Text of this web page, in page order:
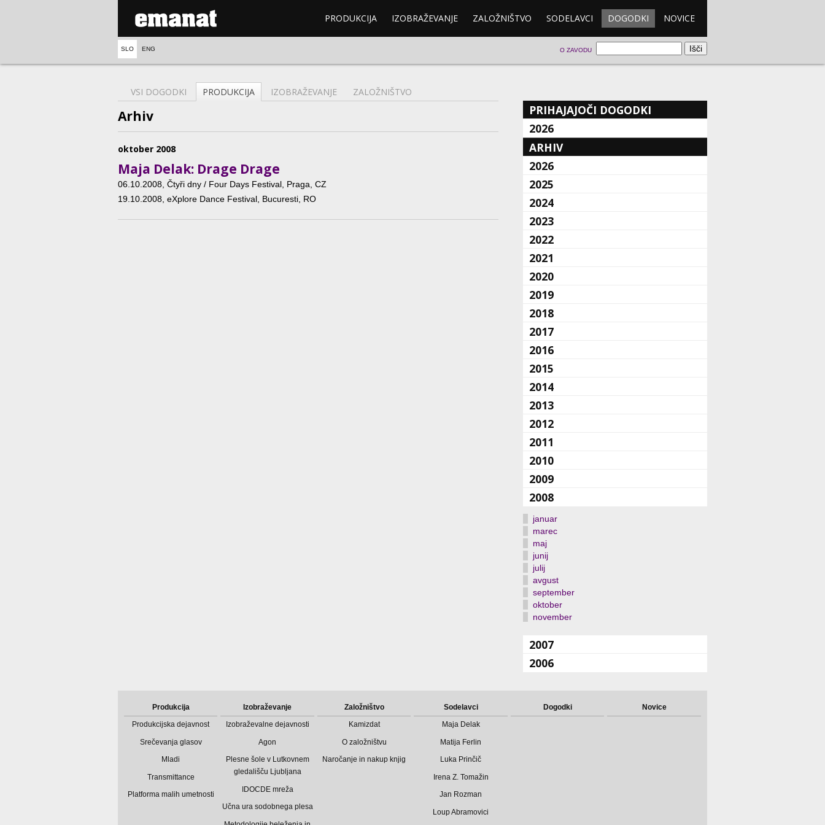
PRODUKCIJA IZOBRAŽEVANJE ZALOŽNIŠTVO SODELAVCI DOGODKI NOVICE
SLO ENG O ZAVODU
VSI DOGODKI PRODUKCIJA IZOBRAŽEVANJE ZALOŽNIŠTVO
Arhiv
oktober 2008
Maja Delak: Drage Drage
06.10.2008, Čtyři dny / Four Days Festival, Praga, CZ
19.10.2008 , eXplore Dance Festival, Bucuresti, RO
PRIHAJAJOČI DOGODKI
2026
ARHIV
2026
2025
2024
2023
2022
2021
2020
2019
2018
2017
2016
2015
2014
2013
2012
2011
2010
2009
2008
januar
marec
maj
junij
julij
avgust
september
oktober
november
2007
2006
Produkcija
Produkcijska dejavnost
Srečevanja glasov
Mladi
Transmittance
Platforma malih umetnosti
Izobraževanje
Izobraževalne dejavnosti
Agon
Plesne šole v Lutkovnem
gledališču Ljubljana
IDOCDE mreža
Učna ura sodobnega plesa
Založništvo
Kamizdat
O založništvu
Naročanje in nakup knjig
Sodelavci
Maja Delak
Matija Ferlin
Luka Prinčič
Irena Z. Tomažin
Jan Rozman
Loup Abramovici
Dogodki Novice